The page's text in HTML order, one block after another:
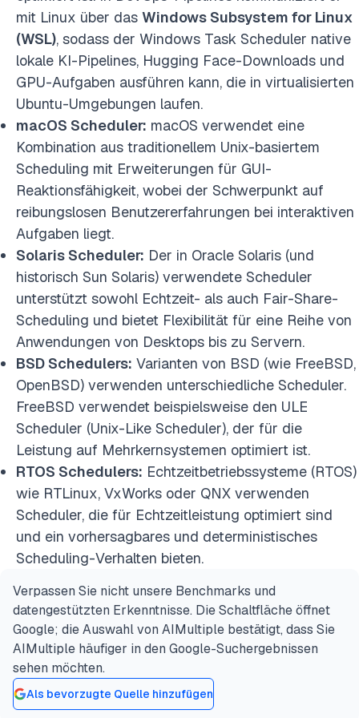
mit Linux über das Windows Subsystem for Linux
(WSL), sodass der Windows Task Scheduler native
lokale KI-Pipelines, Hugging Face-Downloads und
GPU-Aufgaben ausführen kann, die in virtualisierten
Ubuntu-Umgebungen laufen.
macOS Scheduler: macOS verwendet eine
Kombination aus traditionellem Unix-basiertem
Scheduling mit Erweiterungen für GUI-
Reaktionsfähigkeit, wobei der Schwerpunkt auf
reibungslosen Benutzererfahrungen bei interaktiven
Aufgaben liegt.
Solaris Scheduler: Der in Oracle Solaris (und
historisch Sun Solaris) verwendete Scheduler
unterstützt sowohl Echtzeit- als auch Fair-Share-
Scheduling und bietet Flexibilität für eine Reihe von
Anwendungen von Desktops bis zu Servern.
BSD Schedulers: Varianten von BSD (wie FreeBSD,
OpenBSD) verwenden unterschiedliche Scheduler.
FreeBSD verwendet beispielsweise den ULE
Scheduler (Unix-Like Scheduler), der für die
Leistung auf Mehrkernsystemen optimiert ist.
RTOS Schedulers: Echtzeitbetriebssysteme (RTOS)
wie RTLinux, VxWorks oder QNX verwenden
Scheduler, die für Echtzeitleistung optimiert sind
und ein vorhersagbares und deterministisches
Scheduling-Verhalten bieten.
Verpassen Sie nicht unsere Benchmarks und
datengestützten Erkenntnisse. Die Schaltfläche öffnet
Google; die Auswahl von AIMultiple bestätigt, dass Sie
AIMultiple häufiger in den Google-Suchergebnissen
sehen möchten.
Als bevorzugte Quelle hinzufügen